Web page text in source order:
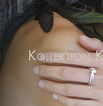
Kollektion